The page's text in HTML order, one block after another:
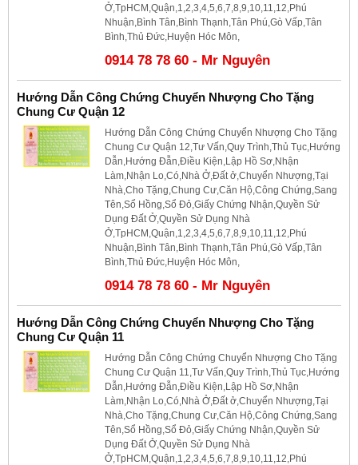
Ở,TpHCM,Quận,1,2,3,4,5,6,7,8,9,10,11,12,Phú
Nhuận,Bình Tân,Bình Thạnh,Tân Phú,Gò Vấp,Tân
Bình,Thủ Đức,Huyện Hóc Môn,
0914 78 78 60 - Mr Nguyên
Hướng Dẫn Công Chứng Chuyển Nhượng Cho Tặng
Chung Cư Quận 12
Hướng Dẫn Công Chứng Chuyển Nhượng Cho Tặng
Chung Cư Quận 12,Tư Vấn,Quy Trình,Thủ Tục,Hướng
Dẫn,Hướng Đẫn,Điều Kiện,Lập Hồ Sơ,Nhận
Làm,Nhận Lo,Có,Nhà Ở,Đất ở,Chuyển Nhượng,Tại
Nhà,Cho Tặng,Chung Cư,Căn Hộ,Công Chứng,Sang
Tên,Sổ Hồng,Sổ Đỏ,Giấy Chứng Nhận,Quyền Sử
Dụng Đất Ở,Quyền Sử Dụng Nhà
Ở,TpHCM,Quận,1,2,3,4,5,6,7,8,9,10,11,12,Phú
Nhuận,Bình Tân,Bình Thạnh,Tân Phú,Gò Vấp,Tân
Bình,Thủ Đức,Huyện Hóc Môn,
0914 78 78 60 - Mr Nguyên
Hướng Dẫn Công Chứng Chuyển Nhượng Cho Tặng
Chung Cư Quận 11
Hướng Dẫn Công Chứng Chuyển Nhượng Cho Tặng
Chung Cư Quận 11,Tư Vấn,Quy Trình,Thủ Tục,Hướng
Dẫn,Hướng Đẫn,Điều Kiện,Lập Hồ Sơ,Nhận
Làm,Nhận Lo,Có,Nhà Ở,Đất ở,Chuyển Nhượng,Tại
Nhà,Cho Tặng,Chung Cư,Căn Hộ,Công Chứng,Sang
Tên,Sổ Hồng,Sổ Đỏ,Giấy Chứng Nhận,Quyền Sử
Dụng Đất Ở,Quyền Sử Dụng Nhà
Ở,TpHCM,Quận,1,2,3,4,5,6,7,8,9,10,11,12,Phú